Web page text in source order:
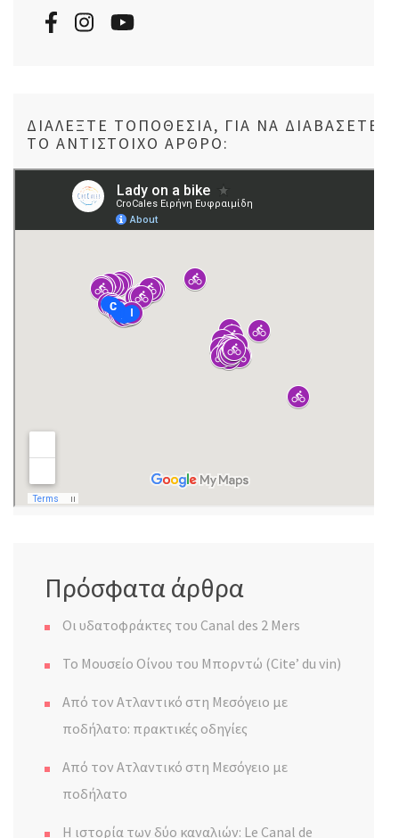
ΔΙΑΛΈΞΤΕ ΤΟΠΟΘΕΣΊΑ, ΓΙΑ ΝΑ ΔΙΑΒΆΣΕΤΕ
ΤΟ ΑΝΤΊΣΤΟΙΧΟ ΆΡΘΡΟ:
Πρόσφατα άρθρα
Οι υδατοφράκτες του Canal des 2 Mers
Το Μουσείο Οίνου του Μπορντώ (Cite’ du vin)
Από τον Ατλαντικό στη Μεσόγειο με
ποδήλατο: πρακτικές οδηγίες
Από τον Ατλαντικό στη Μεσόγειο με
ποδήλατο
Η ιστορία των δύο καναλιών: Le Canal de